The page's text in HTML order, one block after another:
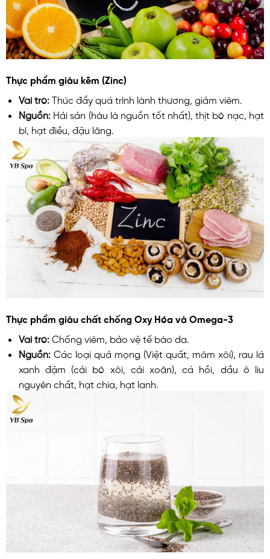
Thực phẩm giàu kẽm (Zinc)
Vai trò: Thúc đẩy quá trình lành thương, giảm viêm.
Nguồn: Hải sản (hàu là nguồn tốt nhất), thịt bò nạc, hạt
bí, hạt điều, đậu lăng.
Thực phẩm giàu chất chống Oxy Hóa và Omega-3
Vai trò: Chống viêm, bảo vệ tế bào da.
Nguồn: Các loại quả mọng (Việt quất, mâm xôi), rau lá
xanh đậm (cải bó xôi, cải xoăn), cá hồi, dầu ô liu
nguyên chất, hạt chia, hạt lanh.